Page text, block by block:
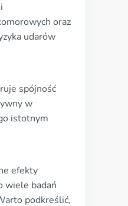
oraz
udarów
spójność
w
istotnym
efekty
wiele badań
podkreślić,